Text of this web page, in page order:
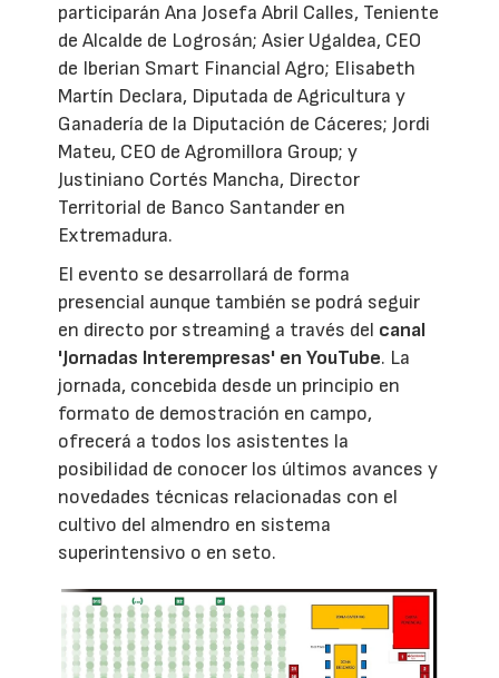
participarán Ana Josefa Abril Calles, Teniente
de Alcalde de Logrosán; Asier Ugaldea, CEO
de Iberian Smart Financial Agro; Elisabeth
Martín Declara, Diputada de Agricultura y
Ganadería de la Diputación de Cáceres; Jordi
Mateu, CEO de Agromillora Group; y
Justiniano Cortés Mancha, Director
Territorial de Banco Santander en
Extremadura.
El evento se desarrollará de forma
presencial aunque también se podrá seguir
en directo por streaming a través del canal
'Jornadas Interempresas' en YouTube. La
jornada, concebida desde un principio en
formato de demostración en campo,
ofrecerá a todos los asistentes la
posibilidad de conocer los últimos avances y
novedades técnicas relacionadas con el
cultivo del almendro en sistema
superintensivo o en seto.